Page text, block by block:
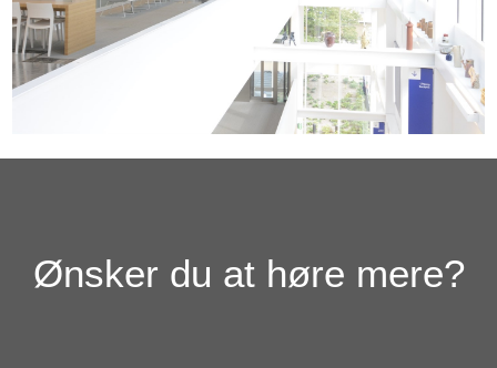
Ønsker du at høre mere?